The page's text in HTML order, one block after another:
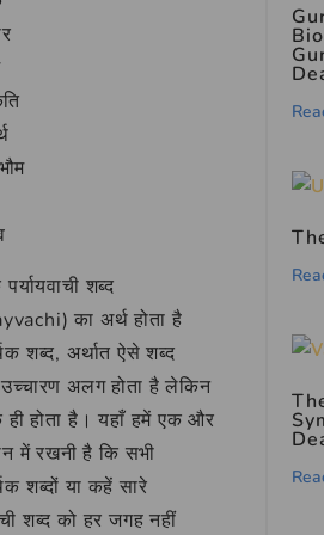
शब्द
का अर्थ होता है
शब्द, अर्थात ऐसे शब्द
अलग होता है लेकिन
ही होता है। यहाँ हमें एक और
में रखनी है कि सभी
शब्दों या कहें सारे
शब्द को हर जगह नहीं